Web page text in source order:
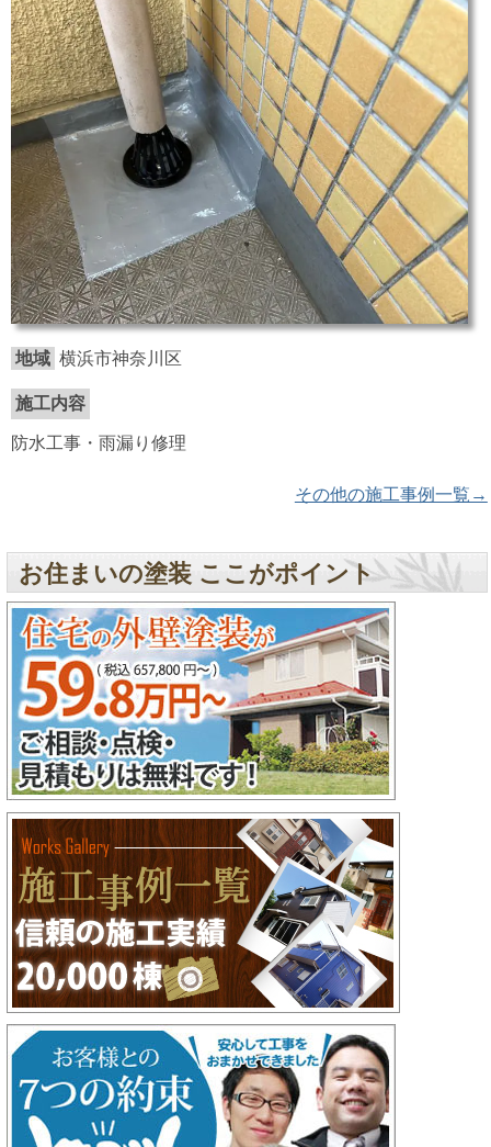
地域 横浜市神奈川区
施工内容
防水工事・雨漏り修理
その他の施工事例一覧→
お住まいの塗装 ここがポイント